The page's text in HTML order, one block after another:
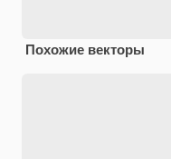
Похожие векторы